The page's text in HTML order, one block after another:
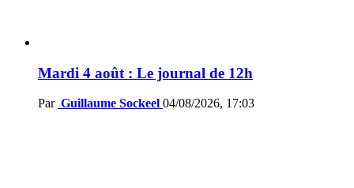
Mardi 4 août : Le journal de 12h
Par Guillaume Sockeel 04/08/2026, 17:03